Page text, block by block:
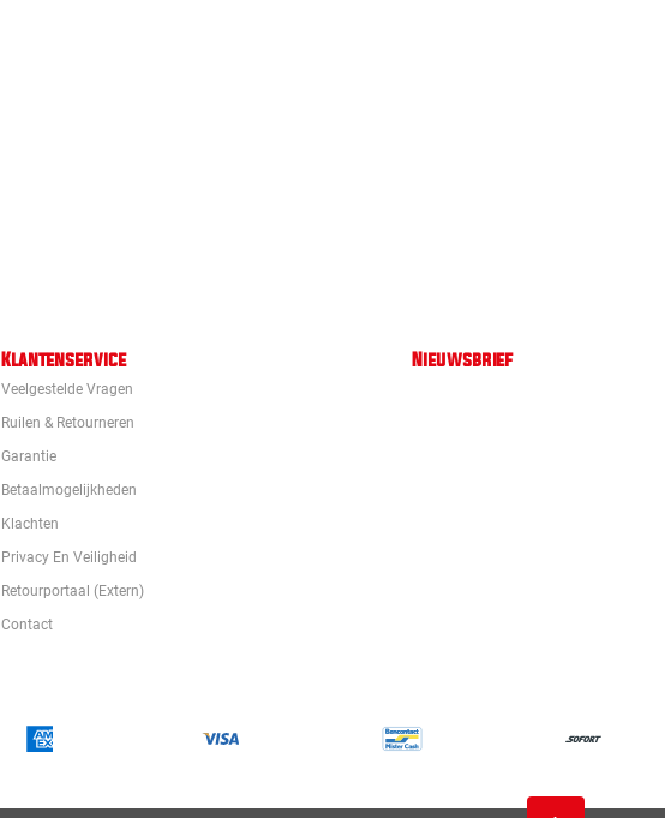
Klantenservice
Veelgestelde Vragen
Ruilen & Retourneren
Garantie
Betaalmogelijkheden
Klachten
Privacy En Veiligheid
Retourportaal (extern)
Contact
Nieuwsbrief